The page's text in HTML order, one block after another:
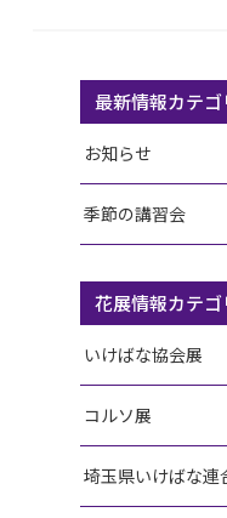
最新情報カテゴ
お知らせ
季節の講習会
花展情報カテゴ
いけばな協会展
コルソ展
埼玉県いけばな連